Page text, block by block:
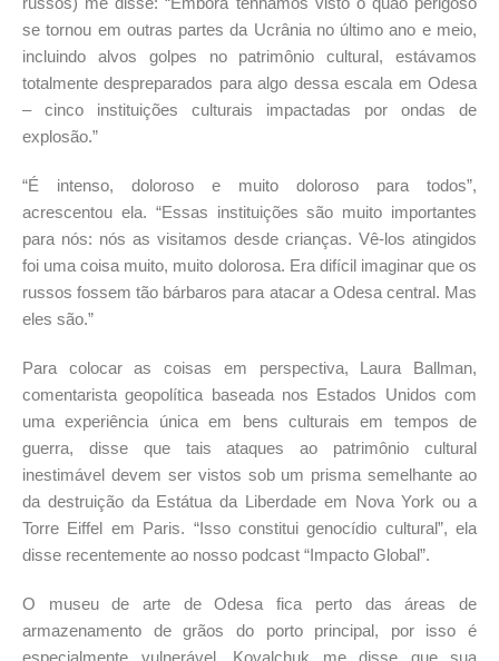
se tornou em outras partes da Ucrânia no último ano e meio,
incluindo alvos golpes no patrimônio cultural, estávamos
totalmente despreparados para algo dessa escala em Odesa
– cinco instituições culturais impactadas por ondas de
explosão.”
“É intenso, doloroso e muito doloroso para todos”,
acrescentou ela. “Essas instituições são muito importantes
para nós: nós as visitamos desde crianças. Vê-los atingidos
foi uma coisa muito, muito dolorosa. Era difícil imaginar que os
russos fossem tão bárbaros para atacar a Odesa central. Mas
eles são.”
Para colocar as coisas em perspectiva, Laura Ballman,
comentarista geopolítica baseada nos Estados Unidos com
uma experiência única em bens culturais em tempos de
guerra, disse que tais ataques ao patrimônio cultural
inestimável devem ser vistos sob um prisma semelhante ao
da destruição da Estátua da Liberdade em Nova York ou a
Torre Eiffel em Paris. “Isso constitui genocídio cultural”, ela
disse recentemente ao nosso podcast “Impacto Global”.
O museu de arte de Odesa fica perto das áreas de
armazenamento de grãos do porto principal, por isso é
especialmente vulnerável. Kovalchuk me disse que sua